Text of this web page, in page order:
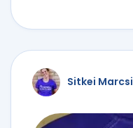
Sitkei Marcsi